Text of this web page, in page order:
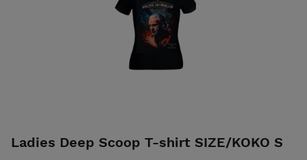
Ladies Deep Scoop T-shirt SIZE/KOKO S